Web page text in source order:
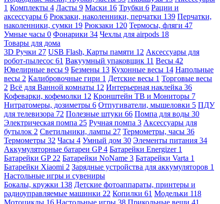
1 Комплекты 4 Ласты 9 Маски 16 Трубки 6 Рации и
аксессуары 6 Рюкзаки, наколенники, перчатки 139 Перчатки,
наколенники, сумки 19 Рюкзаки 120 Термосы, фляги 47
Умные часы 0 Фонарики 34 Чехлы для airpods 18
Товары для дома
3D Ручки 27 USB Flash, Карты памяти 12 Аксессуары для
робот-пылесос 61 Вакуумный упаковщик 11 Весы 42
Ювелирные весы 9 Безмены 13 Кухонные весы 14 Напольные
весы 2 Калибровочные гири 1 Детские весы 1 Торговые весы
2 Всё для Ванной комнаты 12 Интерьерная наклейка 36
Кофеварки, кофемолки 12 Кронштейн ТВ и Мониторы 7
Нитратомеры, дозиметры 6 Отпугиватели, мышеловки 5 ПДУ
для телевизора 72 Полезные штуки 66 Помпа для воды 30
Электрическая помпа 25 Ручная помпа 3 Аксессуары для
бутылок 2 Светильники, лампы 27 Термометры, часы 36
Термометры 32 Часы 4 Умный дом 30 Элементы питания 34
Аккумуляторные батареи GP4 Батарейки Energizer 1
Батарейки GP 22 Батарейки NoName 3 Батарейки Varta 1
Батарейки Xiaomi 2 Зарядные устройства для аккумуляторов 1
Настольные игры и сувениры
Бокалы, кружки 138 Детские фотоаппараты, принтеры и
радиоуправляемые машинки 22 Копилки 61 Модельки 118
Мотоциклы 16 Настольные игры 38 Прикольные вещи 41